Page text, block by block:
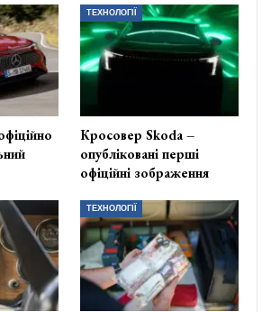
ТЕХНОЛОГІЇ
Кросовер Skoda –
опубліковані перші
офіційні зображення
ТЕХНОЛОГІЇ